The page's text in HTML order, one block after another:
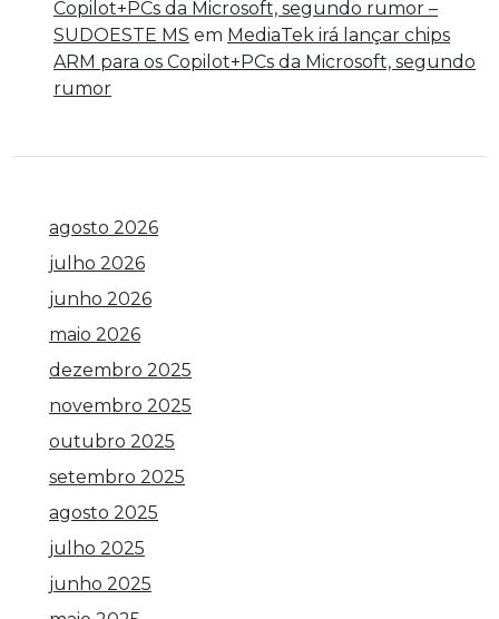
Copilot+PCs da Microsoft, segundo rumor –
SUDOESTE MS em MediaTek irá lançar chips
ARM para os Copilot+PCs da Microsoft, segundo
rumor
agosto 2026
julho 2026
junho 2026
maio 2026
dezembro 2025
novembro 2025
outubro 2025
setembro 2025
agosto 2025
julho 2025
junho 2025